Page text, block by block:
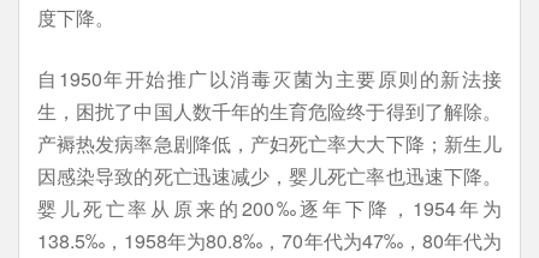
度下降。
自1950年开始推广以消毒灭菌为主要原则的新法接
生，困扰了中国人数千年的生育危险终于得到了解除。
产褥热发病率急剧降低，产妇死亡率大大下降；新生儿
因感染导致的死亡迅速减少，婴儿死亡率也迅速下降。
婴儿死亡率从原来的200‰逐年下降，1954年为
138.5‰，1958年为80.8‰，70年代为47‰，80年代为